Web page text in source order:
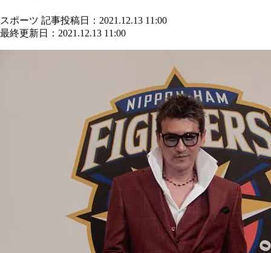
スポーツ 記事投稿日：2021.12.13 11:00
最終更新日：2021.12.13 11:00